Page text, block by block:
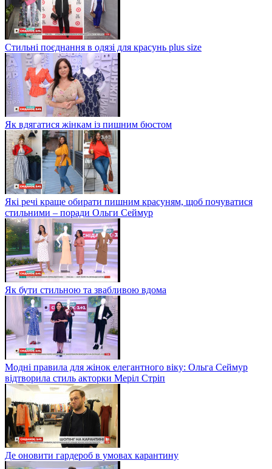
Стильні поєднання в одязі для красунь plus size
Як вдягатися жінкам із пишним бюстом
Які речі краще обирати пишним красуням, щоб почуватися
стильними – поради Ольги Сеймур
Як бути стильною та звабливою вдома
Модні правила для жінок елегантного віку: Ольга Сеймур
відтворила стиль акторки Меріл Стріп
Де оновити гардероб в умовах карантину